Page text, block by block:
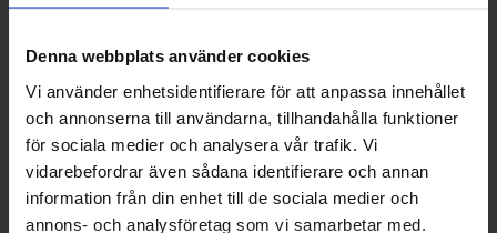
Denna webbplats använder cookies
Vi använder enhetsidentifierare för att anpassa innehållet
och annonserna till användarna, tillhandahålla funktioner
för sociala medier och analysera vår trafik. Vi
vidarebefordrar även sådana identifierare och annan
information från din enhet till de sociala medier och
annons- och analysföretag som vi samarbetar med.
Artikelnr: 6KIV-021300-2000-33
92,00 kr
LÄGG I VARUKORG